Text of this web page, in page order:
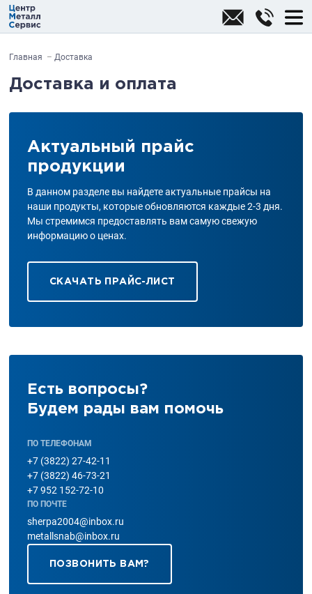
Главная Доставка
Доставка и оплата
Актуальный прайс
продукции
В данном разделе вы найдете актуальные прайсы на
наши продукты, которые обновляются каждые 2-3 дня.
Мы стремимся предоставлять вам самую свежую
информацию о ценах.
СКАЧАТЬ ПРАЙС-ЛИСТ
Есть вопросы?
Будем рады вам помочь
ПО ТЕЛЕФОНАМ
+7 (3822) 27-42-11
+7 (3822) 46-73-21
+7 952 152-72-10
ПО ПОЧТЕ
sherpa2004@inbox.ru
metallsnab@inbox.ru
ПОЗВОНИТЬ ВАМ?